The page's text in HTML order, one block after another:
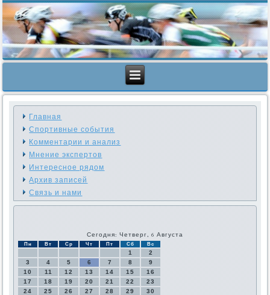
Главная
Спортивные события
Комментарии и анализ
Мнение экспертов
Интересное рядом
Архив записей
Связь и нами
Сегодня: Четверг, 6 Августа
Пн Вт Ср Чт Пт Сб Вс
1
2
3
4 5 6 7 8
9
10
11 12 13 14 15
16
17
18 19 20 21 22
23
24
25 26 27 28 29
30